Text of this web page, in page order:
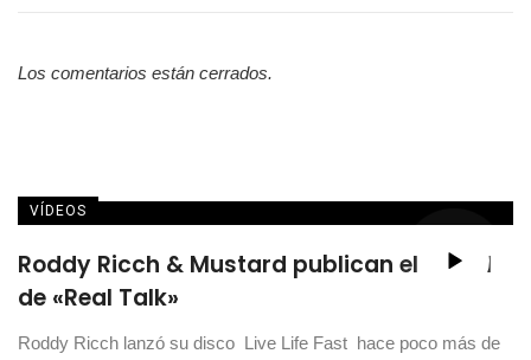
Los comentarios están cerrados.
VÍDEOS
Roddy Ricch & Mustard publican el visual
de «Real Talk»
Roddy Ricch lanzó su disco Live Life Fast hace poco más de